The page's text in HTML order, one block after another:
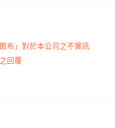
布」對於本公司之不實訊
回覆